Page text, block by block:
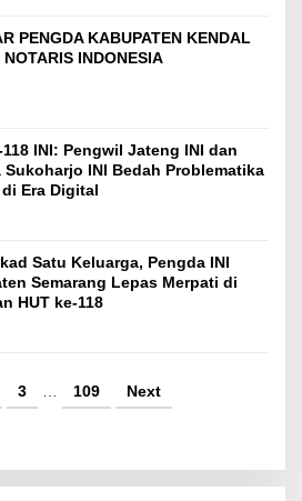
PENGDA KABUPATEN KENDAL
NOTARIS INDONESIA
118 INI: Pengwil Jateng INI dan
Sukoharjo INI Bedah Problematika
Era Digital
Satu Keluarga, Pengda INI
Semarang Lepas Merpati di
HUT ke-118
3 109 Next